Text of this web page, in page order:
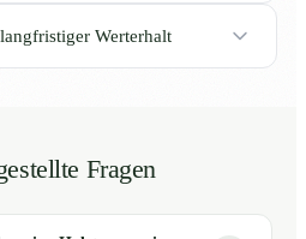
Werterhalt
Fragen